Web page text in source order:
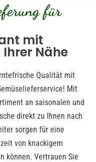
für
mit
Nähe
Qualität mit
Mit
an saisonalen und
direkt zu Ihnen nach
sorgen für eine
von knackigem
können. Vertrauen Sie